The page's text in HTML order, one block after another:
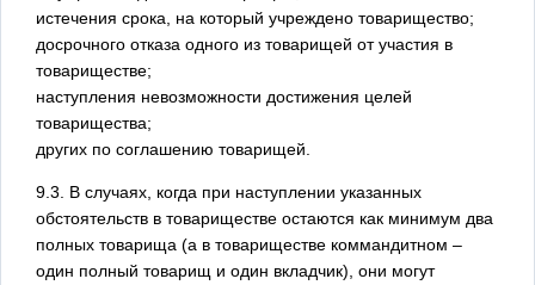
истечения срока, на который учреждено товарищество;
досрочного отказа одного из товарищей от участия в
товариществе;
наступления невозможности достижения целей
товарищества;
других по соглашению товарищей.
9.3. В случаях, когда при наступлении указанных
обстоятельств в товариществе остаются как минимум два
полных товарища (а в товариществе коммандитном –
один полный товарищ и один вкладчик), они могут